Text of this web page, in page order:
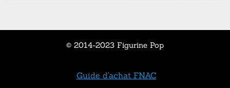
© 2014-2023 Figurine Pop
Guide d'achat FNAC